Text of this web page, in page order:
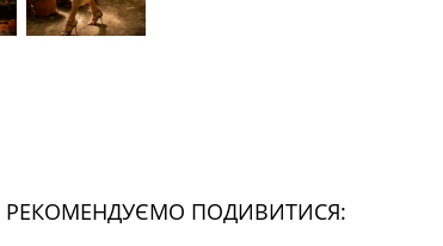
РЕКОМЕНДУЄМО ПОДИВИТИСЯ: